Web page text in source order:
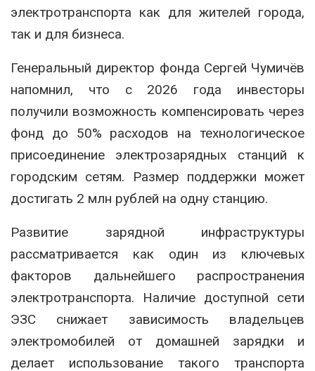
электротранспорта как для жителей города,
так и для бизнеса.
Генеральный директор фонда Сергей Чумичёв
напомнил, что с 2026 года инвесторы
получили возможность компенсировать через
фонд до 50% расходов на технологическое
присоединение электрозарядных станций к
городским сетям. Размер поддержки может
достигать 2 млн рублей на одну станцию.
Развитие зарядной инфраструктуры
рассматривается как один из ключевых
факторов дальнейшего распространения
электротранспорта. Наличие доступной сети
ЭЗС снижает зависимость владельцев
электромобилей от домашней зарядки и
делает использование такого транспорта